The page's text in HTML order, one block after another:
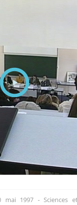
mai 1997 - Sciences